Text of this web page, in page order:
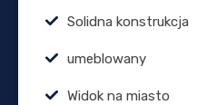
Solidna konstrukcja
umeblowany
Widok na miasto